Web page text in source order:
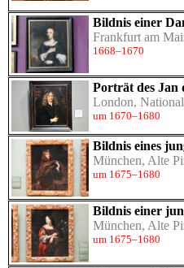
Bildnis einer
Frankfurt am
1668–1670
Porträt des Jan
London,
um 1670–1680
Bildnis eines
München, Alte
um 1675–1680
Bildnis einer
München, Alte
um 1675–1680